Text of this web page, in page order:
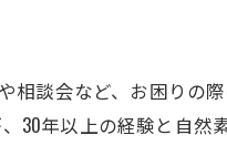
相談会など、お困りの
30年以上の経験と自然